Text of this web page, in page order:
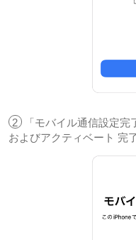
2
「モバイル通信設定
およびアクティベート 完